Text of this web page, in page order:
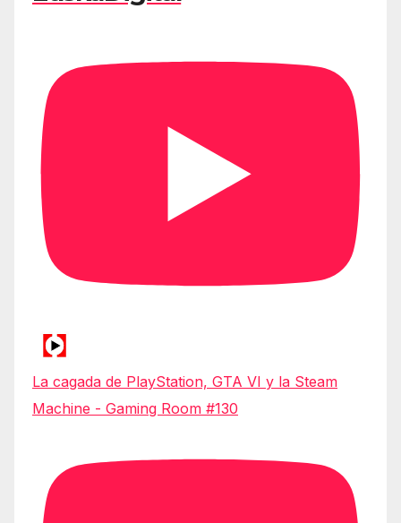
La cagada de PlayStation, GTA VI y la Steam
Machine - Gaming Room #130